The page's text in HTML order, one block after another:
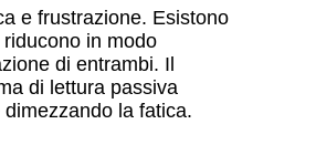
e frustrazione. Esistono
in modo
di entrambi. Il
di lettura passiva
la fatica.